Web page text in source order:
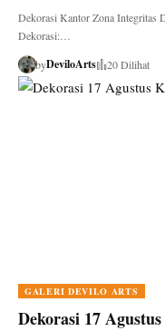
Dekorasi Kantor Zona Integritas
Dekorasi:…
byDeviloArts 20 Dilihat
GALERI DEVILO ARTS
Dekorasi 17